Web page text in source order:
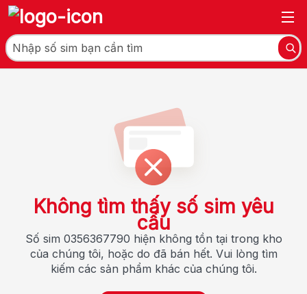
Không tìm thấy số sim yêu
cầu
Số sim 0356367790 hiện không tồn tại trong kho
của chúng tôi, hoặc do đã bán hết. Vui lòng tìm
kiếm các sản phẩm khác của chúng tôi.